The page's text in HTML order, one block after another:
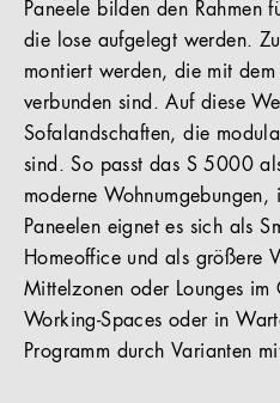
Paneele bilden den Rahmen
die lose aufgelegt werden.
montiert werden, die mit
verbunden sind. Auf diese
Sofalandschaften, die
sind. So passt das S 5000
moderne Wohnumgebungen,
Paneelen eignet es sich als
Homeoffice und als größere
Mittelzonen oder Lounges im
Working-Spaces oder in
Programm durch Varianten